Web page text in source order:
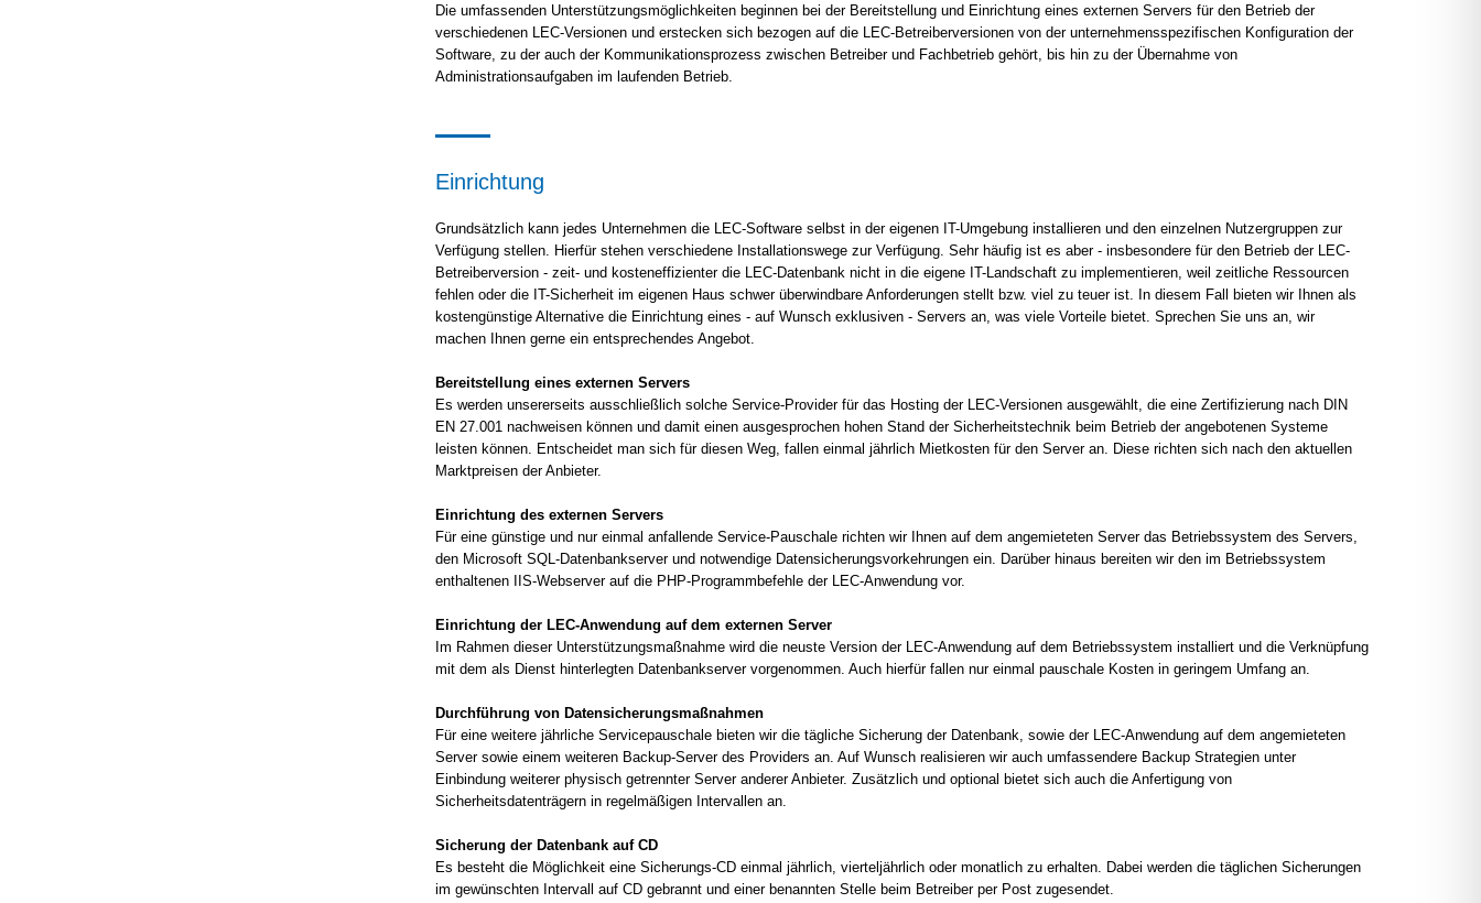
Die umfassenden Unterstützungsmöglichkeiten beginnen bei der Bereitstellung und Einrichtung eines externen Servers für den Betrieb der
verschiedenen LEC-Versionen und erstecken sich bezogen auf die LEC-Betreiberversionen von der unternehmensspezifischen Konfiguration der
Software, zu der auch der Kommunikationsprozess zwischen Betreiber und Fachbetrieb gehört, bis hin zu der Übernahme von
Administrationsaufgaben im laufenden Betrieb.
Einrichtung
Grundsätzlich kann jedes Unternehmen die LEC-Software selbst in der eigenen IT-Umgebung installieren und den einzelnen Nutzergruppen zur
Verfügung stellen. Hierfür stehen verschiedene Installationswege zur Verfügung. Sehr häufig ist es aber - insbesondere für den Betrieb der LEC-
Betreiberversion - zeit- und kosteneffizienter die LEC-Datenbank nicht in die eigene IT-Landschaft zu implementieren, weil zeitliche Ressourcen
fehlen oder die IT-Sicherheit im eigenen Haus schwer überwindbare Anforderungen stellt bzw. viel zu teuer ist. In diesem Fall bieten wir Ihnen als
kostengünstige Alternative die Einrichtung eines - auf Wunsch exklusiven - Servers an, was viele Vorteile bietet. Sprechen Sie uns an, wir
machen Ihnen gerne ein entsprechendes Angebot.
Bereitstellung eines externen Servers
Es werden unsererseits ausschließlich solche Service-Provider für das Hosting der LEC-Versionen ausgewählt, die eine Zertifizierung nach DIN
EN 27.001 nachweisen können und damit einen ausgesprochen hohen Stand der Sicherheitstechnik beim Betrieb der angebotenen Systeme
leisten können. Entscheidet man sich für diesen Weg, fallen einmal jährlich Mietkosten für den Server an. Diese richten sich nach den aktuellen
Marktpreisen der Anbieter.
Einrichtung des externen Servers
Für eine günstige und nur einmal anfallende Service-Pauschale richten wir Ihnen auf dem angemieteten Server das Betriebssystem des Servers,
den Microsoft SQL-Datenbankserver und notwendige Datensicherungsvorkehrungen ein. Darüber hinaus bereiten wir den im Betriebssystem
enthaltenen IIS-Webserver auf die PHP-Programmbefehle der LEC-Anwendung vor.
Einrichtung der LEC-Anwendung auf dem externen Server
Im Rahmen dieser Unterstützungsmaßnahme wird die neuste Version der LEC-Anwendung auf dem Betriebssystem installiert und die Verknüpfung
mit dem als Dienst hinterlegten Datenbankserver vorgenommen. Auch hierfür fallen nur einmal pauschale Kosten in geringem Umfang an.
Durchführung von Datensicherungsmaßnahmen
Für eine weitere jährliche Servicepauschale bieten wir die tägliche Sicherung der Datenbank, sowie der LEC-Anwendung auf dem angemieteten
Server sowie einem weiteren Backup-Server des Providers an. Auf Wunsch realisieren wir auch umfassendere Backup Strategien unter
Einbindung weiterer physisch getrennter Server anderer Anbieter. Zusätzlich und optional bietet sich auch die Anfertigung von
Sicherheitsdatenträgern in regelmäßigen Intervallen an.
Sicherung der Datenbank auf CD
Es besteht die Möglichkeit eine Sicherungs-CD einmal jährlich, vierteljährlich oder monatlich zu erhalten. Dabei werden die täglichen Sicherungen
im gewünschten Intervall auf CD gebrannt und einer benannten Stelle beim Betreiber per Post zugesendet.